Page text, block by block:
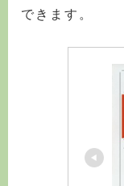
できます。